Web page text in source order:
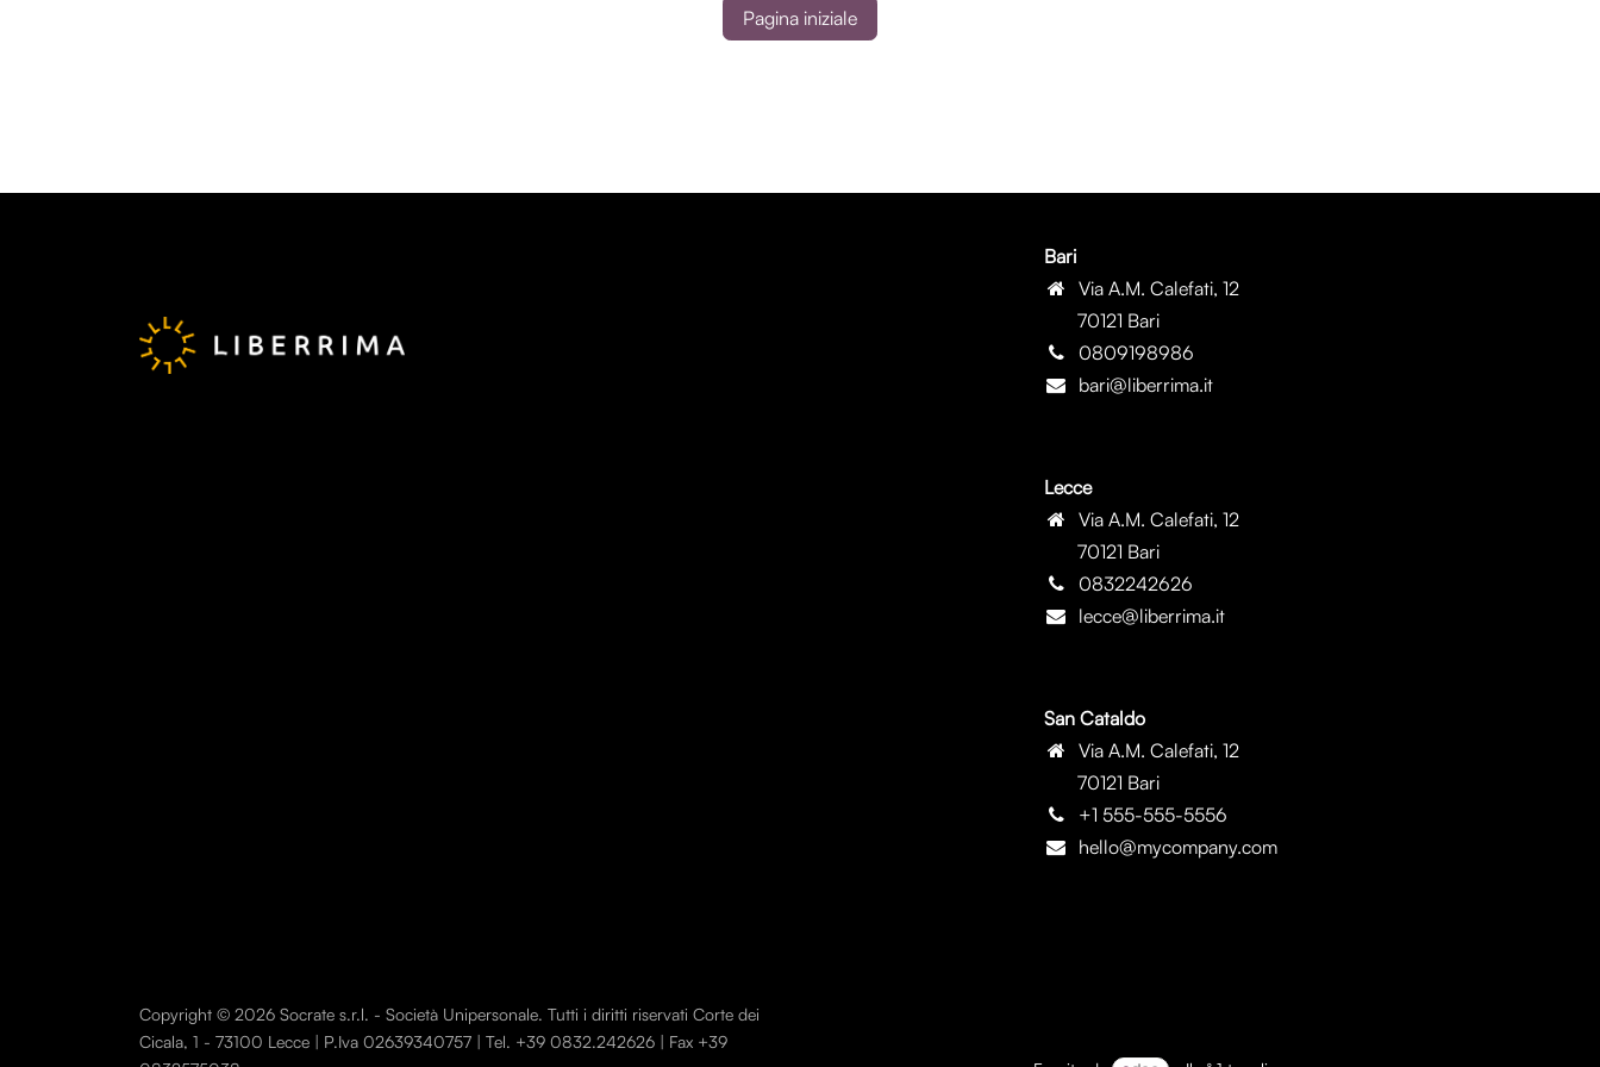
Pagina iniziale
Bari
Via A.M. Calefati, 12
70121 Bari
0809198986
bari@liberrima.it
Lecce
Via A.M. Calefati, 12
70121 Bari
0832242626
lecce@liberrima.it
San Cataldo
Via A.M. Calefati, 12
70121 Bari
+1 555-555-5556
hello@mycompany.com
Copyright © 2026 Socrate s.r.l. - Società Unipersonale. Tutti i diritti riservati Corte dei
Cicala, 1 - 73100 Lecce | P.Iva 02639340757 | Tel. +39 0832.242626 | Fax +39